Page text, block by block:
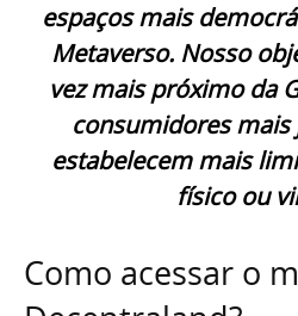
espaços mais
Metaverso. Nosso
vez mais próximo da
consumidores mais
estabelecem mais
físico ou
Como acessar o